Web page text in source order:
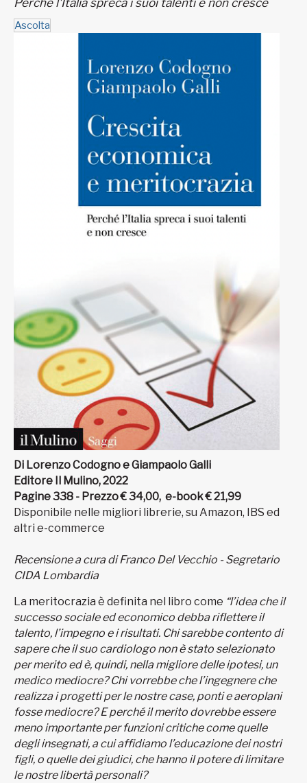
Perché l'Italia spreca i suoi talenti e non cresce
Ascolta
Di Lorenzo Codogno e Giampaolo Galli
Editore Il Mulino, 2022
Pagine 338 - Prezzo € 34,00, e-book € 21,99
Disponibile nelle migliori librerie, su Amazon, IBS ed
altri e-commerce
Recensione a cura di Franco Del Vecchio - Segretario
CIDA Lombardia
La meritocrazia è definita nel libro come “l’idea che il
successo sociale ed economico debba riflettere il
talento, l’impegno e i risultati. Chi sarebbe contento di
sapere che il suo cardiologo non è stato selezionato
per merito ed è, quindi, nella migliore delle ipotesi, un
medico mediocre? Chi vorrebbe che l’ingegnere che
realizza i progetti per le nostre case, ponti e aeroplani
fosse mediocre? E perché il merito dovrebbe essere
meno importante per funzioni critiche come quelle
degli insegnati, a cui affidiamo l’educazione dei nostri
figli, o quelle dei giudici, che hanno il potere di limitare
le nostre libertà personali?